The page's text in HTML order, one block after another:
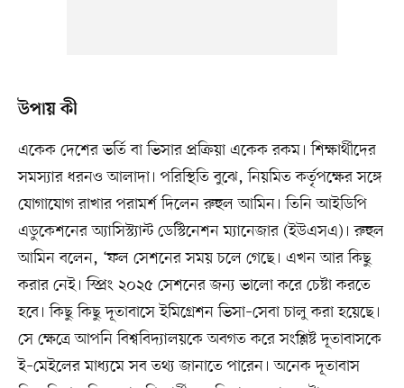
উপায় কী
একেক দেশের ভর্তি বা ভিসার প্রক্রিয়া একেক রকম। শিক্ষার্থীদের
সমস্যার ধরনও আলাদা। পরিস্থিতি বুঝে, নিয়মিত কর্তৃপক্ষের সঙ্গে
যোগাযোগ রাখার পরামর্শ দিলেন রুহুল আমিন। তিনি আইডিপি
এডুকেশনের অ্যাসিস্ট্যান্ট ডেস্টিনেশন ম্যানেজার (ইউএসএ)। রুহুল
আমিন বলেন, ‘ফল সেশনের সময় চলে গেছে। এখন আর কিছু
করার নেই। স্প্রিং ২০২৫ সেশনের জন্য ভালো করে চেষ্টা করতে
হবে। কিছু কিছু দূতাবাসে ইমিগ্রেশন ভিসা–সেবা চালু করা হয়েছে।
সে ক্ষেত্রে আপনি বিশ্ববিদ্যালয়কে অবগত করে সংশ্লিষ্ট দূতাবাসকে
ই–মেইলের মাধ্যমে সব তথ্য জানাতে পারেন। অনেক দূতাবাস